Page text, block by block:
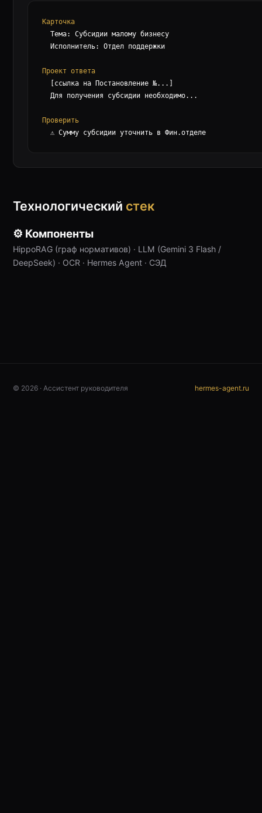
Карточка
  Тема: Субсидии малому бизнесу
  Исполнитель: Отдел поддержки
Проект ответа
  [ссылка на Постановление №...]
  Для получения субсидии необходимо...
Проверить
  ⚠ Сумму субсидии уточнить в Фин.отделе
Технологический стек
⚙ Компоненты
HippoRAG (граф нормативов) · LLM (Gemini 3 Flash /
DeepSeek) · OCR · Hermes Agent · СЭД
© 2026 · Ассистент руководителя hermes-agent.ru